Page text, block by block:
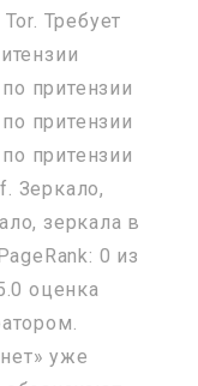
Требует
притензии
притензии
притензии
Зеркало,
зеркала в
0 из
оценка
уже